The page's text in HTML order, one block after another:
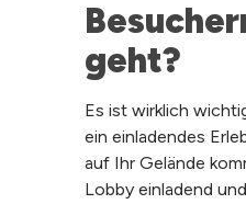
geht?
Es ist wirklich
ein einladendes
auf Ihr Gelände
Lobby einladend